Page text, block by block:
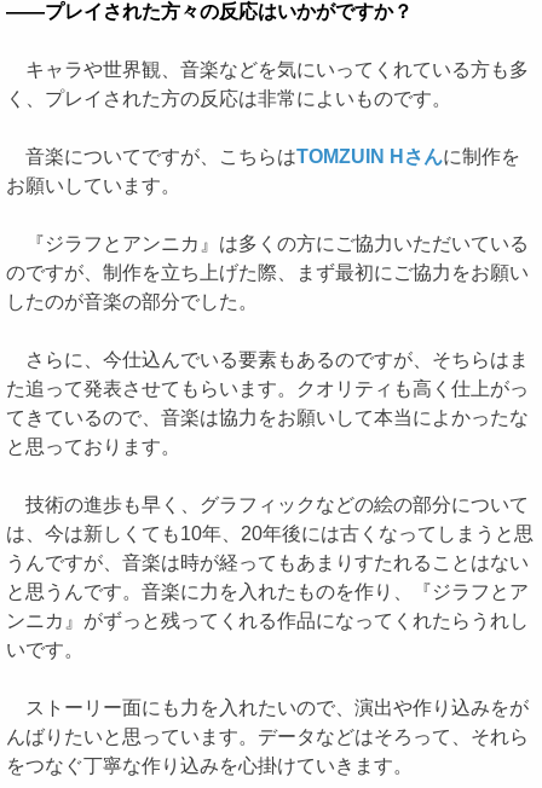
――プレイされた方々の反応はいかがですか？
キャラや世界観、音楽などを気にいってくれている方も多
く、プレイされた方の反応は非常によいものです。
音楽についてですが、こちらはTOMZUIN Hさんに制作を
お願いしています。
『ジラフとアンニカ』は多くの方にご協力いただいている
のですが、制作を立ち上げた際、まず最初にご協力をお願い
したのが音楽の部分でした。
さらに、今仕込んでいる要素もあるのですが、そちらはま
た追って発表させてもらいます。クオリティも高く仕上がっ
てきているので、音楽は協力をお願いして本当によかったな
と思っております。
技術の進歩も早く、グラフィックなどの絵の部分について
は、今は新しくても10年、20年後には古くなってしまうと思
うんですが、音楽は時が経ってもあまりすたれることはない
と思うんです。音楽に力を入れたものを作り、『ジラフとア
ンニカ』がずっと残ってくれる作品になってくれたらうれし
いです。
ストーリー面にも力を入れたいので、演出や作り込みをが
んばりたいと思っています。データなどはそろって、それら
をつなぐ丁寧な作り込みを心掛けていきます。